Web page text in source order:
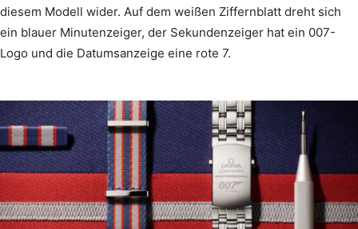
diesem Modell wider. Auf dem weißen Ziffernblatt dreht sich
ein blauer Minutenzeiger, der Sekundenzeiger hat ein 007-
Logo und die Datumsanzeige eine rote 7.